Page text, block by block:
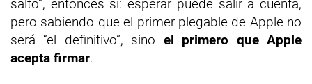
salto”, entonces sí: esperar puede salir a cuenta,
pero sabiendo que el primer plegable de Apple no
será “el definitivo”, sino el primero que Apple
acepta firmar.